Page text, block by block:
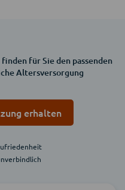
für Sie den passenden
Altersversorgung
erhalten